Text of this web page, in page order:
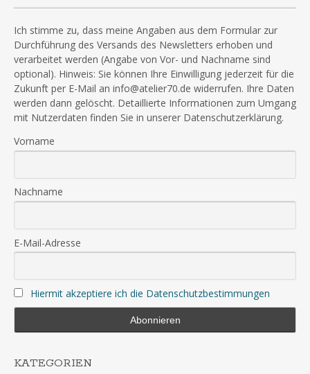
Ich stimme zu, dass meine Angaben aus dem Formular zur
Durchführung des Versands des Newsletters erhoben und
verarbeitet werden (Angabe von Vor- und Nachname sind
optional). Hinweis: Sie können Ihre Einwilligung jederzeit für die
Zukunft per E-Mail an info@atelier70.de widerrufen. Ihre Daten
werden dann gelöscht. Detaillierte Informationen zum Umgang
mit Nutzerdaten finden Sie in unserer Datenschutzerklärung.
Vorname
Nachname
E-Mail-Adresse
Hiermit akzeptiere ich die Datenschutzbestimmungen
KATEGORIEN